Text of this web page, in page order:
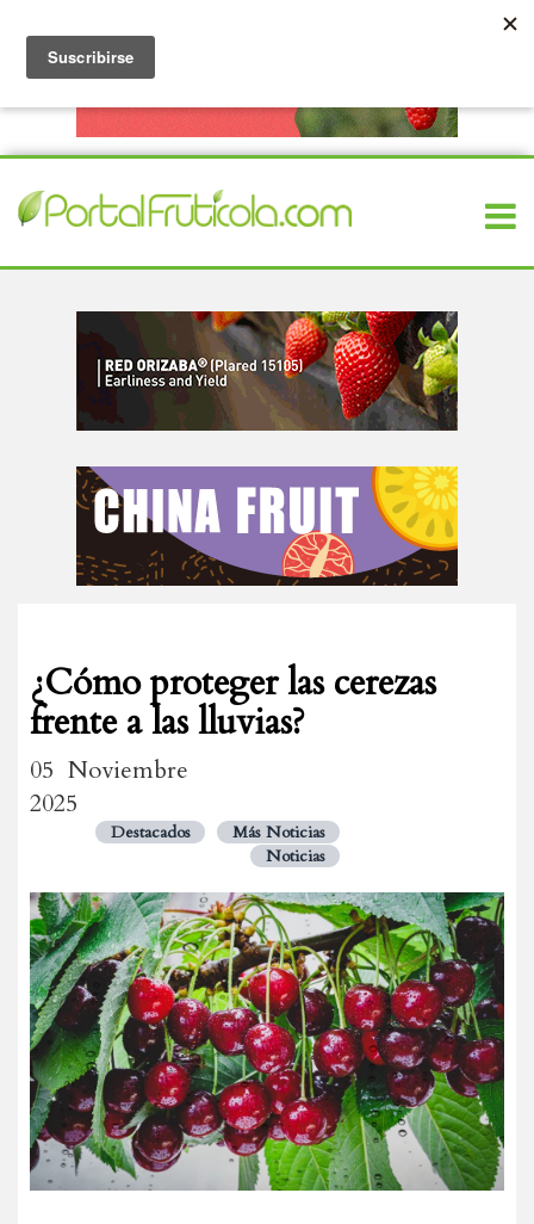
¿Cómo proteger las cerezas
frente a las lluvias?
05 Noviembre
2025
Destacados
Más Noticias
Noticias